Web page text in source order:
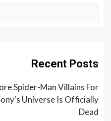
Recent Posts
Spider-Man Villains For
Universe Is Officially
Dead